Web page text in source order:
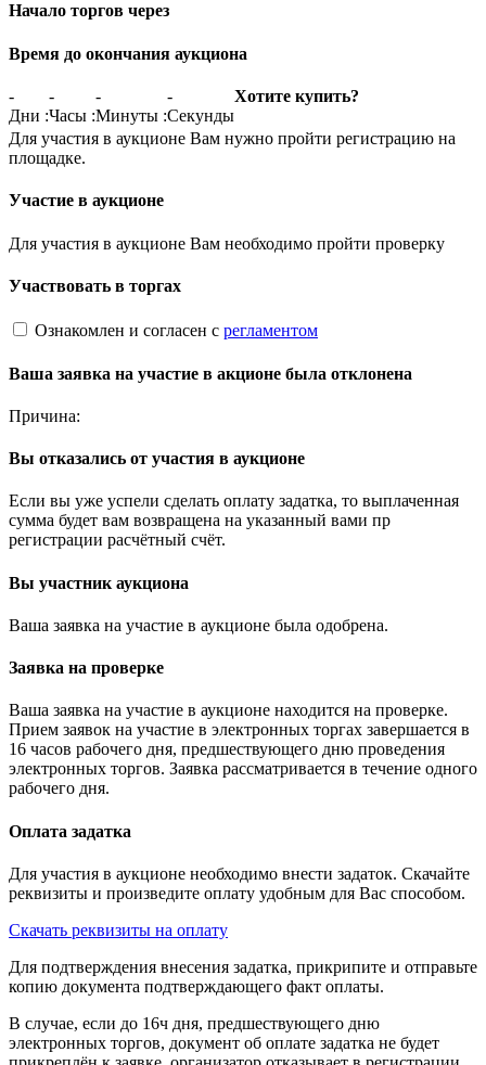
Начало торгов через
Время до окончания аукциона
-
Дни :
-
Часы :
-
Минуты :
-
Секунды
Хотите купить?
Для участия в аукционе Вам нужно пройти регистрацию на
площадке.
Участие в аукционе
Для участия в аукционе Вам необходимо пройти проверку
Участвовать в торгах
Ознакомлен и согласен с регламентом
Ваша заявка на участие в акционе была отклонена
Причина:
Вы отказались от участия в аукционе
Если вы уже успели сделать оплату задатка, то выплаченная
сумма будет вам возвращена на указанный вами пр
регистрации расчётный счёт.
Вы участник аукциона
Ваша заявка на участие в аукционе была одобрена.
Заявка на проверке
Ваша заявка на участие в аукционе находится на проверке.
Прием заявок на участие в электронных торгах завершается в
16 часов рабочего дня, предшествующего дню проведения
электронных торгов. Заявка рассматривается в течение одного
рабочего дня.
Оплата задатка
Для участия в аукционе необходимо внести задаток. Скачайте
реквизиты и произведите оплату удобным для Вас способом.
Скачать реквизиты на оплату
Для подтверждения внесения задатка, прикрипите и отправьте
копию документа подтверждающего факт оплаты.
В случае, если до 16ч дня, предшествующего дню
электронных торгов, документ об оплате задатка не будет